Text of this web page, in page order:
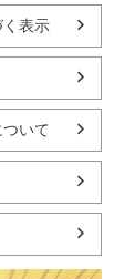
表示
いて